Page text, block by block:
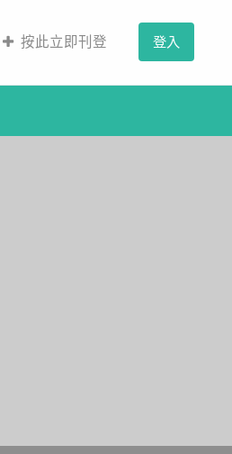
按此立即刊登 登入